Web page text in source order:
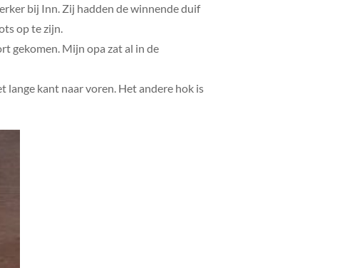
bij Inn. Zij hadden de winnende duif
op te zijn.
gekomen. Mijn opa zat al in de
lange kant naar voren. Het andere hok is